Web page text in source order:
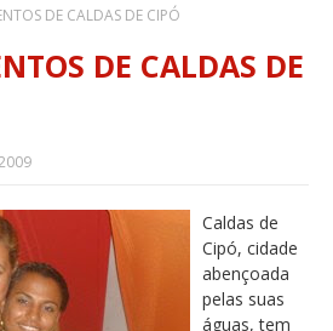
DE CALDAS DE CIPÓ
DE CALDAS DE
Caldas de
Cipó, cidade
abençoada
pelas suas
águas, tem